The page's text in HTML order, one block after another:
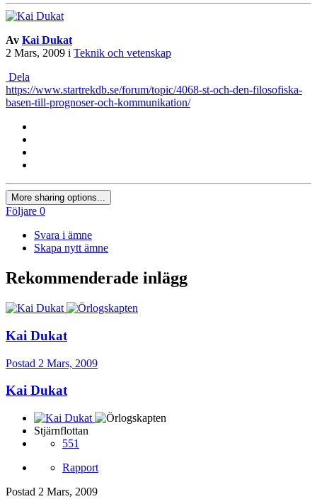
Av Kai Dukat
2 Mars, 2009 i Teknik och vetenskap
Dela
https://www.startrekdb.se/forum/topic/4068-st-och-den-filosofiska-
basen-till-prognoser-och-kommunikation/
More sharing options...
Följare 0
Svara i ämne
Skapa nytt ämne
Rekommenderade inlägg
Kai Dukat
Postad 2 Mars, 2009
Kai Dukat
Stjärnflottan
551
Rapport
Postad 2 Mars, 2009